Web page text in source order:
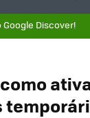
Google Discover!